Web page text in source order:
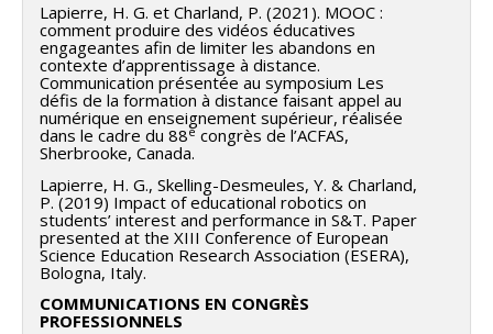
Lapierre, H. G. et Charland, P. (2021). MOOC :
comment produire des vidéos éducatives
engageantes afin de limiter les abandons en
contexte d’apprentissage à distance.
Communication présentée au symposium Les
défis de la formation à distance faisant appel au
numérique en enseignement supérieur, réalisée
dans le cadre du 88e congrès de l’ACFAS,
Sherbrooke, Canada.
Lapierre, H. G., Skelling-Desmeules, Y. & Charland,
P. (2019) Impact of educational robotics on
students’ interest and performance in S&T. Paper
presented at the XIII Conference of European
Science Education Research Association (ESERA),
Bologna, Italy.
COMMUNICATIONS EN CONGRÈS
PROFESSIONNELS